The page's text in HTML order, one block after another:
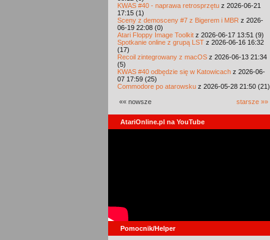
KWAS #40 - naprawa retrosprzętu z 2026-06-21
17:15 (1)
Sceny z demosceny #7 z Bigerem i MBR z 2026-
06-19 22:08 (0)
Atari Floppy Image Toolkit z 2026-06-17 13:51 (9)
Spotkanie online z grupą LST z 2026-06-16 16:32
(17)
Recoil zintegrowany z macOS z 2026-06-13 21:34
(5)
KWAS #40 odbędzie się w Katowicach z 2026-06-
07 17:59 (25)
Commodore po atarowsku z 2026-05-28 21:50 (21)
«« nowsze starsze »»
AtariOnline.pl na YouTube
Pomocnik/Helper